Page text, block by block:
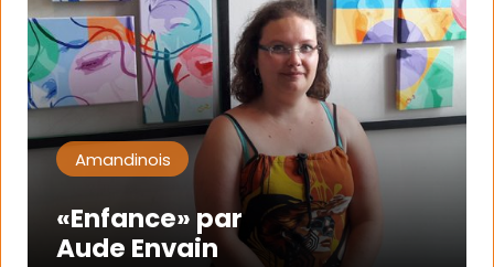
Amandinois
«Enfance» par
Aude Envain